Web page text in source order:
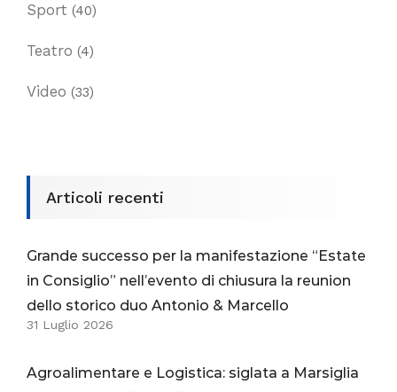
Sport (40)
Teatro (4)
Video (33)
Articoli recenti
Grande successo per la manifestazione “Estate
in Consiglio” nell’evento di chiusura la reunion
dello storico duo Antonio & Marcello
31 Luglio 2026
Agroalimentare e Logistica: siglata a Marsiglia